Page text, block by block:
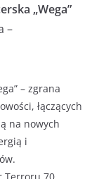
„Wega”
–
– zgrana
łączących
na nowych
i